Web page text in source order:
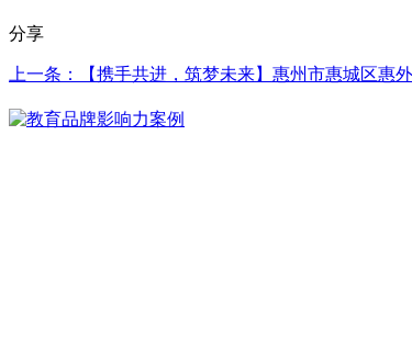
分享
上一条：【携手共进，筑梦未来】惠州市惠城区惠